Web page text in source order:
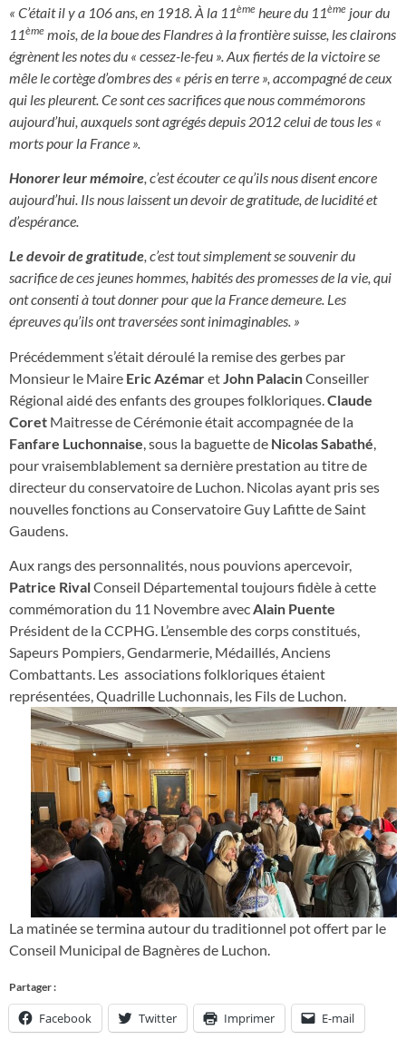
« C’était il y a 106 ans, en 1918. À la 11ème heure du 11ème jour du
11ème mois, de la boue des Flandres à la frontière suisse, les clairons
égrènent les notes du « cessez-le-feu ». Aux fiertés de la victoire se
mêle le cortège d’ombres des « péris en terre », accompagné de ceux
qui les pleurent. Ce sont ces sacrifices que nous commémorons
aujourd’hui, auxquels sont agrégés depuis 2012 celui de tous les «
morts pour la France ».
Honorer leur mémoire, c’est écouter ce qu’ils nous disent encore
aujourd’hui. Ils nous laissent un devoir de gratitude, de lucidité et
d’espérance.
Le devoir de gratitude, c’est tout simplement se souvenir du
sacrifice de ces jeunes hommes, habités des promesses de la vie, qui
ont consenti à tout donner pour que la France demeure. Les
épreuves qu’ils ont traversées sont inimaginables. »
Précédemment s’était déroulé la remise des gerbes par
Monsieur le Maire Eric AzémaretJohn PalacinConseiller
Régional aidé des enfants des groupes folkloriques.Claude
Coret Maitresse de Cérémonie était accompagnée de la
Fanfare Luchonnaise, sous la baguette de Nicolas Sabathé,
pour vraisemblablement sa dernière prestation au titre de
directeur du conservatoire de Luchon. Nicolas ayant pris ses
nouvelles fonctions au Conservatoire Guy Lafitte de Saint
Gaudens.
Aux rangs des personnalités, nous pouvions apercevoir,
Patrice RivalConseil Départemental toujours fidèle à cette
commémoration du 11 Novembre avecAlain Puente
Président de la CCPHG. L’ensemble des corps constitués,
Sapeurs Pompiers, Gendarmerie, Médaillés, Anciens
Combattants. Les associations folkloriques étaient
représentées, Quadrille Luchonnais, les Fils de Luchon.
La matinée se termina autour du traditionnel pot offert par le
Conseil Municipal de Bagnères de Luchon.
Partager :
Facebook Twitter Imprimer E-mail